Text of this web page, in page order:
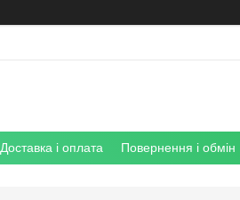
Доставка і оплата Повернення і обмін